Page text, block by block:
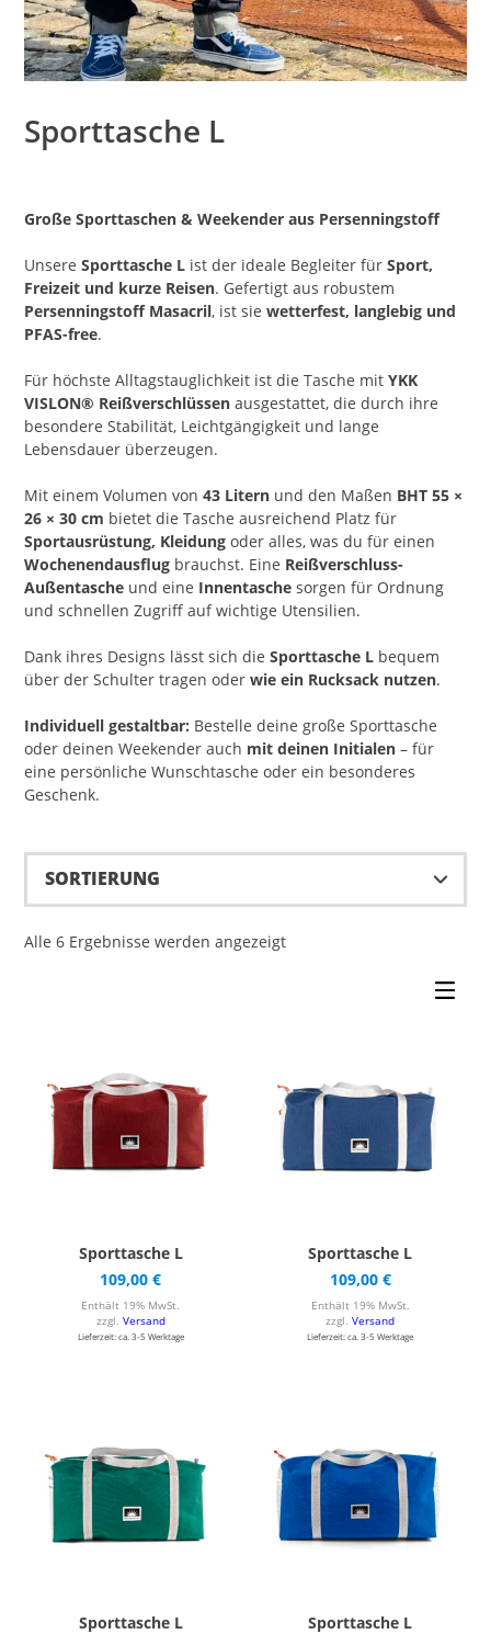
Sporttasche L
Alle 6 Ergebnisse werden angezeigt
Große Sporttaschen & Weekender aus Persenningstoff
UnsereSporttasche L ist der ideale Begleiter fürSport,
Freizeit und kurze Reisen. Gefertigt aus robustem
Persenningstoff Masacril, ist siewetterfest, langlebig und
PFAS-free.
Für höchste Alltagstauglichkeit ist die Tasche mitYKK
VISLON® Reißverschlüssen ausgestattet, die durch ihre
besondere Stabilität, Leichtgängigkeit und lange
Lebensdauer überzeugen.
Mit einem Volumen von43 Litern und den Maßen BHT 55 ×
26 × 30 cm bietet die Tasche ausreichend Platz für
Sportausrüstung, Kleidung oder alles, was du für einen
Wochenendausflug brauchst. Eine Reißverschluss-
Außentasche und eine Innentasche sorgen für Ordnung
und schnellen Zugriff auf wichtige Utensilien.
Dank ihres Designs lässt sich dieSporttasche L bequem
über der Schulter tragen oderwie ein Rucksack nutzen.
Individuell gestaltbar: Bestelle deine große Sporttasche
oder deinen Weekender auch mit deinen Initialen – für
eine persönliche Wunschtasche oder ein besonderes
Geschenk.
Sporttasche L
109,00€
Enthält 19% MwSt.
zzgl. Versand
Lieferzeit: ca. 3-5 Werktage
Sporttasche L
109,00 €
Enthält 19% MwSt.
zzgl.Versand
Lieferzeit: ca. 3-5 Werktage
Sporttasche L
Sporttasche L